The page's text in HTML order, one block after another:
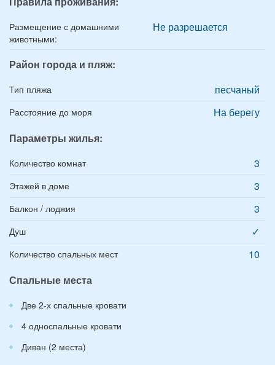
Размещение с домашними
животными:
Не разрешается
Район города и пляж:
Тип пляжа песчаный
Расстояние до моря
На берегу
Параметры жилья:
Количество комнат 3
Этажей в доме 3
Балкон / лоджия 3
Душ ✓
Количество спальных мест
10
Спальные места
Две 2-х спальные кровати
4 односпальные кровати
Диван (2 места)